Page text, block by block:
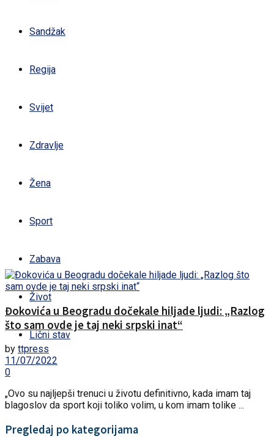
Sandžak
Regija
Svijet
Zdravlje
Žena
Sport
Zabava
Život
Lični stav
Đokovića u Beogradu dočekale hiljade ljudi: „Razlog
što sam ovde je taj neki srpski inat“
by ttpress
11/07/2022
0
„Ovo su najljepši trenuci u životu definitivno, kada imam taj
blagoslov da sport koji toliko volim, u kom imam tolike ...
Pregledaj po kategorijama